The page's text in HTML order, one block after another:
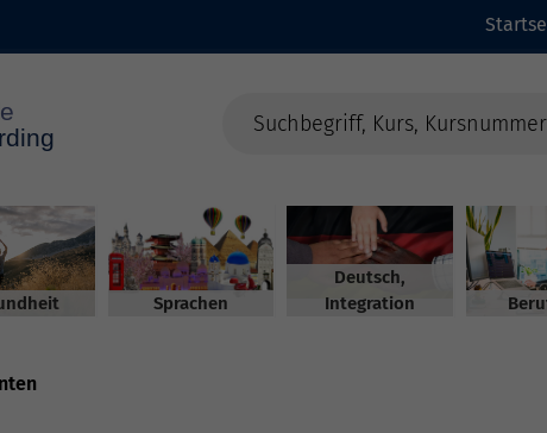
Sprachen
Deutsch,
Integration